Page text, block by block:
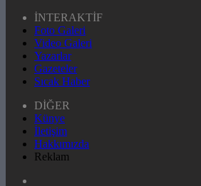
İNTERAKTİF
Foto Galeri
Video Galeri
Yazarlar
Gazeteler
Sıcak Haber
DİĞER
Künye
İletişim
Hakkımızda
Reklam